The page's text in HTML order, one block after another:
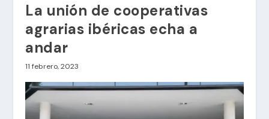
La unión de cooperativas
agrarias ibéricas echa a
andar
11 febrero, 2023